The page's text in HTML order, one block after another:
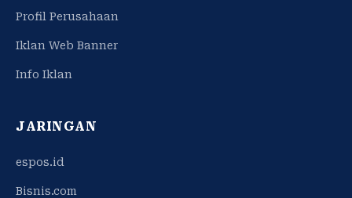
Profil Perusahaan
Iklan Web Banner
Info Iklan
JARINGAN
espos.id
Bisnis.com